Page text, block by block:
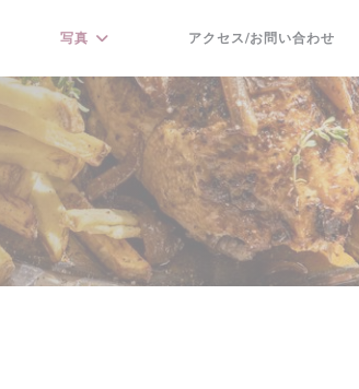
写真
((新しいウィンドウで開きます))
((新しいウィンドウで開きます))
アクセス/お問い合わせ